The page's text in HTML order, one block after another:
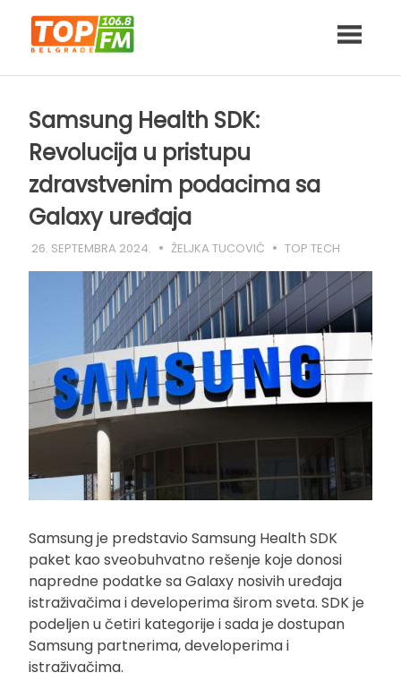
content
Samsung Health SDK:
Revolucija u pristupu
zdravstvenim podacima sa
Galaxy uređaja
26. SEPTEMBRA 2024. ŽELJKA TUCOVIĆ TOP TECH
Samsung je predstavio Samsung Health SDK
paket kao sveobuhvatno rešenje koje donosi
napredne podatke sa Galaxy nosivih uređaja
istraživačima i developerima širom sveta. SDK je
podeljen u četiri kategorije i sada je dostupan
Samsung partnerima, developerima i
istraživačima.